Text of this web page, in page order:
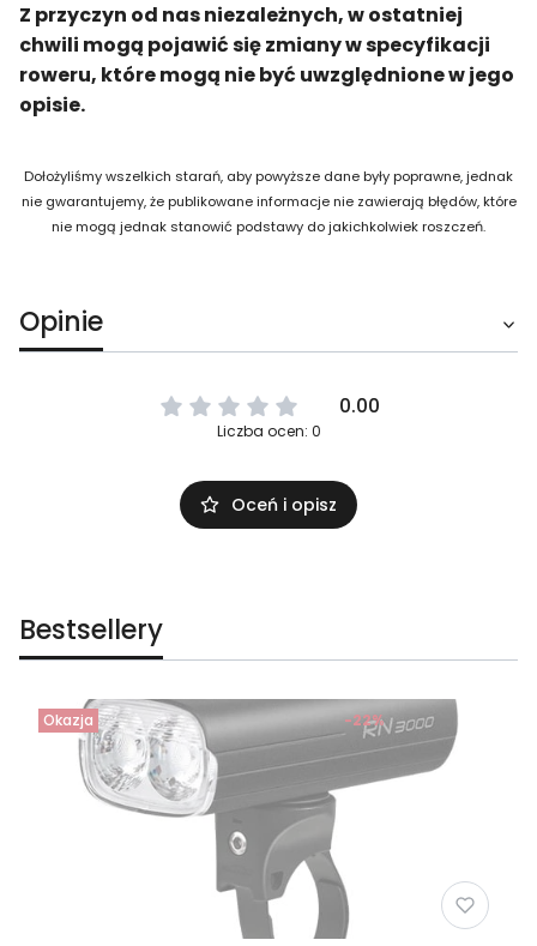
Z przyczyn od nas niezależnych, w ostatniej
chwili mogą pojawić się zmiany w specyfikacji
roweru, które mogą nie być uwzględnione w jego
opisie.
Dołożyliśmy wszelkich starań, aby powyższe dane były poprawne, jednak
nie gwarantujemy, że publikowane informacje nie zawierają błędów, które
nie mogą jednak stanowić podstawy do jakichkolwiek roszczeń.
Opinie
0.00
Liczba ocen: 0
Oceń i opisz
Bestsellery
Okazja -22%